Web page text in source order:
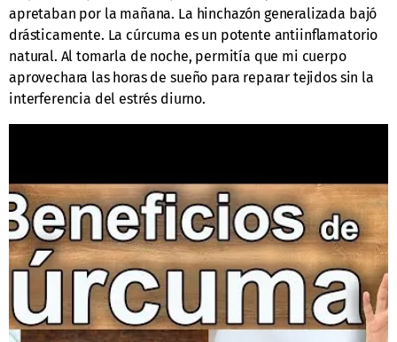
apretaban por la mañana. La hinchazón generalizada bajó
drásticamente. La cúrcuma es un potente antiinflamatorio
natural. Al tomarla de noche, permitía que mi cuerpo
aprovechara las horas de sueño para reparar tejidos sin la
interferencia del estrés diurno.